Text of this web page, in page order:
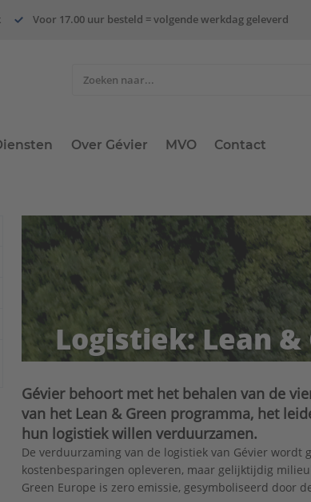
Voor 17.00 uur besteld = volgende werkdag geleverd
Over Gévier MVO Contact
Logistiek: Lean &
Gévier behoort met het behalen van de
van het Lean & Green programma, het
hun logistiek willen verduurzamen.
De verduurzaming van de logistiek van Gévier
kostenbesparingen opleveren, maar gelijktijdig
Green Europe is zero emissie, gesymboliseerd door